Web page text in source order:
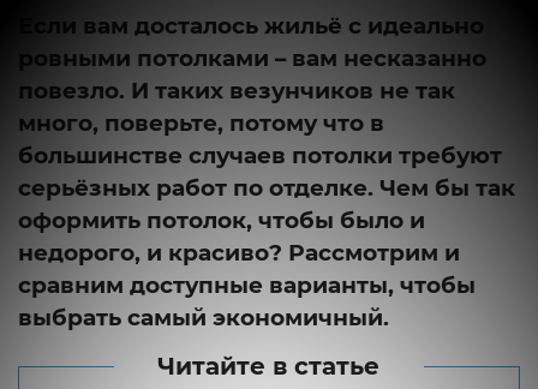
Если вам досталось жильё с идеально
ровными потолками – вам несказанно
повезло. И таких везунчиков не так
много, поверьте, потому что в
большинстве случаев потолки требуют
серьёзных работ по отделке. Чем бы так
оформить потолок, чтобы было и
недорого, и красиво? Рассмотрим и
сравним доступные варианты, чтобы
выбрать самый экономичный.
Читайте в статье